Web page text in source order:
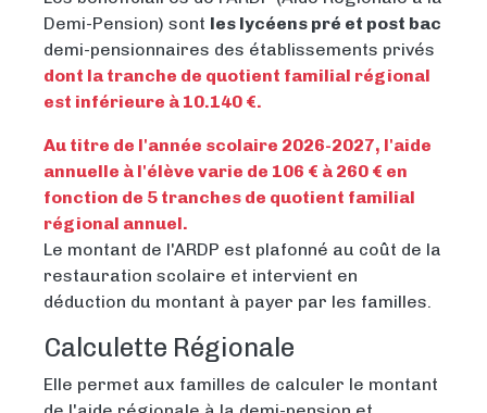
Demi-Pension) sont les lycéens pré et post bac
demi-pensionnaires des établissements privés
dont la tranche de quotient familial régional
est inférieure à 10.140 €.
Au titre de l'année scolaire 2026-2027, l'aide
annuelle à l'élève varie de 106 € à 260 € en
fonction de 5 tranches de quotient familial
régional annuel.
Le montant de l'ARDP est plafonné au coût de la
restauration scolaire et intervient en
déduction du montant à payer par les familles.
Calculette Régionale
Elle permet aux familles de calculer le montant